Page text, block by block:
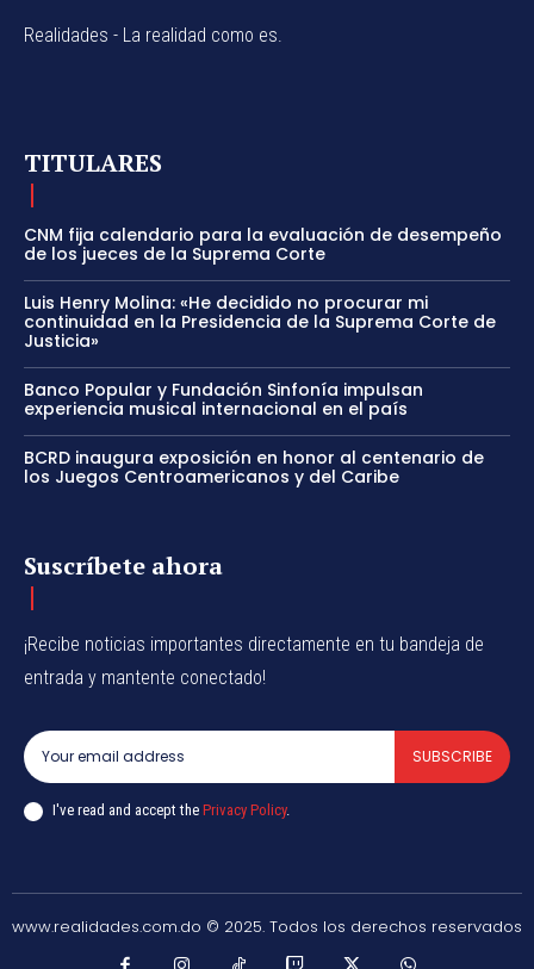
Realidades - La realidad como es.
TITULARES
CNM fija calendario para la evaluación de desempeño
de los jueces de la Suprema Corte
Luis Henry Molina: «He decidido no procurar mi
continuidad en la Presidencia de la Suprema Corte de
Justicia»
Banco Popular y Fundación Sinfonía impulsan
experiencia musical internacional en el país
BCRD inaugura exposición en honor al centenario de
los Juegos Centroamericanos y del Caribe
Suscríbete ahora
¡Recibe noticias importantes directamente en tu bandeja de
entrada y mantente conectado!
SUBSCRIBE
I've read and accept the Privacy Policy.
www.realidades.com.do © 2025. Todos los derechos reservados